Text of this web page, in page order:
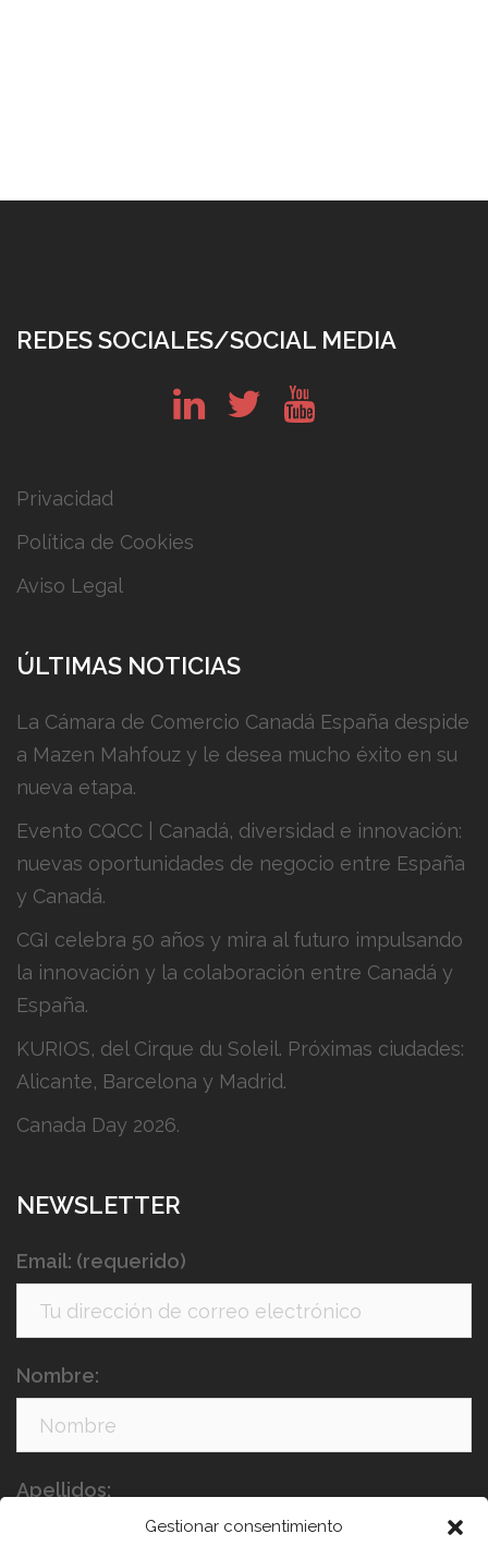
Gestionar consentimiento
REDES SOCIALES/SOCIAL MEDIA
Privacidad
Política de Cookies
Aviso Legal
ÚLTIMAS NOTICIAS
La Cámara de Comercio Canadá España despide
a Mazen Mahfouz y le desea mucho éxito en su
nueva etapa.
Evento CQCC | Canadá, diversidad e innovación:
nuevas oportunidades de negocio entre España
y Canadá.
CGI celebra 50 años y mira al futuro impulsando
la innovación y la colaboración entre Canadá y
España.
KURIOS, del Cirque du Soleil. Próximas ciudades:
Alicante, Barcelona y Madrid.
Canada Day 2026.
NEWSLETTER
Email: (requerido)
Nombre:
Apellidos: